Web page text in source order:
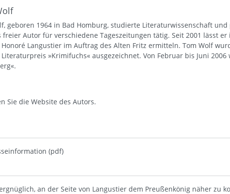
geboren 1964 in Bad Homburg, studierte Literaturwissenschaft
freier Autor für verschiedene Tageszeitungen tätig. Seit 2001 lässt
Honoré Langustier im Auftrag des Alten Fritz ermitteln. Tom Wolf
»Krimifuchs« ausgezeichnet. Von Februar bis Juni
Sie die Website des Autors.
(pdf)
an der Seite von Langustier dem Preußenkönig näher zu